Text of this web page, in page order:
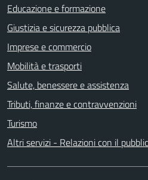
Educazione e formazione
Giustizia e sicurezza pubblica
Imprese e commercio
Mobilità e trasporti
Salute, benessere e assistenza
Tributi, finanze e contravvenzioni
Turismo
Altri servizi - Relazioni con il